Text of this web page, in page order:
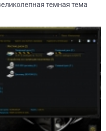
темная тема
23 6